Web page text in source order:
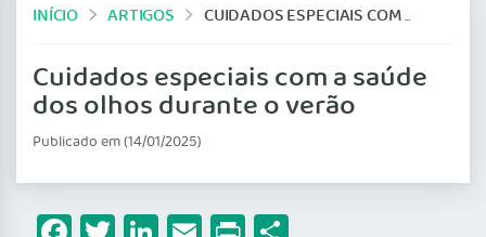
INÍCIO ARTIGOS CUIDADOS ESPECIAIS COM A SAÚDE DOS OLHOS DURANTE O VERÃO
Cuidados especiais com a saúde
dos olhos durante o verão
Publicado em (14/01/2025)